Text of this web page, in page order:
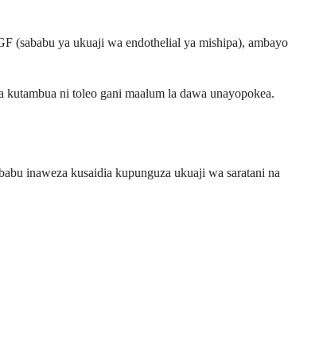
(sababu ya ukuaji wa endothelial ya mishipa), ambayo
ni toleo gani maalum la dawa unayopokea.
inaweza kusaidia kupunguza ukuaji wa saratani na